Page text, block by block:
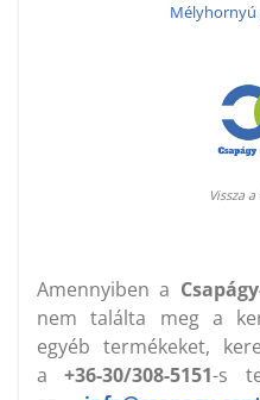
Mélyhornyú
Vissza
Amennyiben a
nem találta meg a
egyéb termékeket,
a+36-30/308-5151-s